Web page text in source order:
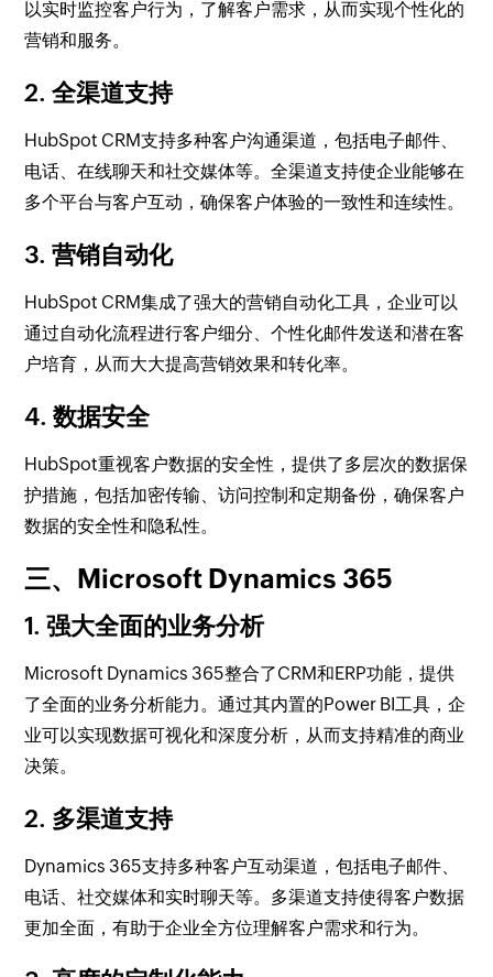
以实时监控客户行为，了解客户需求，从而实现个性化的
营销和服务。
2. 全渠道支持
HubSpot CRM支持多种客户沟通渠道，包括电子邮件、
电话、在线聊天和社交媒体等。全渠道支持使企业能够在
多个平台与客户互动，确保客户体验的一致性和连续性。
3. 营销自动化
HubSpot CRM集成了强大的营销自动化工具，企业可以
通过自动化流程进行客户细分、个性化邮件发送和潜在客
户培育，从而大大提高营销效果和转化率。
4. 数据安全
HubSpot重视客户数据的安全性，提供了多层次的数据保
护措施，包括加密传输、访问控制和定期备份，确保客户
数据的安全性和隐私性。
三、Microsoft Dynamics 365
1. 强大全面的业务分析
Microsoft Dynamics 365整合了CRM和ERP功能，提供
了全面的业务分析能力。通过其内置的Power BI工具，企
业可以实现数据可视化和深度分析，从而支持精准的商业
决策。
2. 多渠道支持
Dynamics 365支持多种客户互动渠道，包括电子邮件、
电话、社交媒体和实时聊天等。多渠道支持使得客户数据
更加全面，有助于企业全方位理解客户需求和行为。